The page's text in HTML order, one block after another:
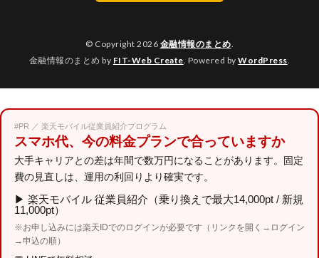
© Copyright 2026 金融情報のまとめ
金融情報のまとめ by FIT-Web Create . Powered byWordPress
#PR ／ 楽天モバイル従業員紹介プログラム
スマホ代、今の料金プランで合っていますか
大手キャリアとの差は年間で数万円になることがあります。固定
費の見直しは、運用の利回りより確実です。
▶ 楽天モバイル 従業員紹介（乗り換えで最大14,000pt / 新規
11,000pt）
※お申し込みには楽天IDでのログインが必要です（リンクを開く→ログイン
→申込の順）